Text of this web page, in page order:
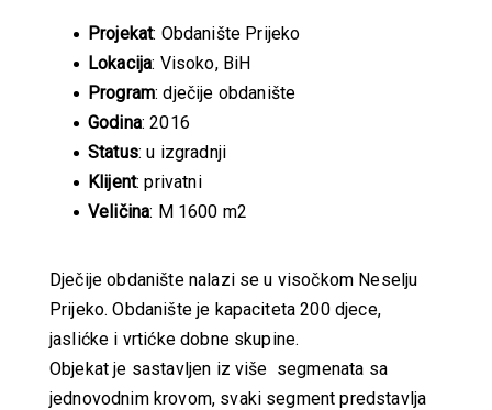
Projekat: Obdanište Prijeko
Lokacija: Visoko, BiH
Program: dječije obdanište
Godina: 2016
Status: u izgradnji
Klijent: privatni
Veličina: M 1600 m2
Dječije obdanište nalazi se u visočkom Neselju
Prijeko. Obdanište je kapaciteta 200 djece,
jaslićke i vrtićke dobne skupine.
Objekat je sastavljen iz više segmenata sa
jednovodnim krovom, svaki segment predstavlja